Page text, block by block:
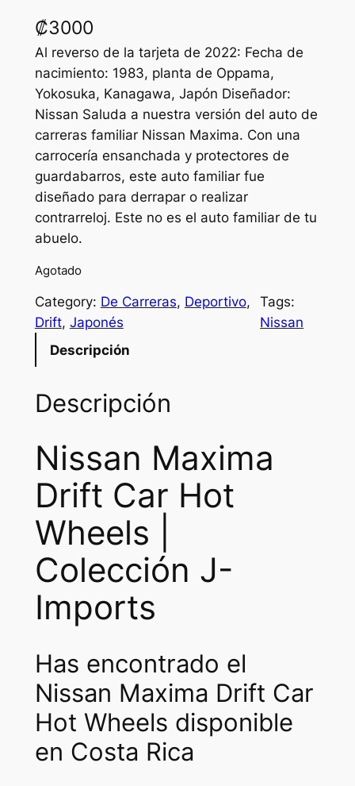
₡3000
Al reverso de la tarjeta de 2022: Fecha de
nacimiento: 1983, planta de Oppama,
Yokosuka, Kanagawa, Japón Diseñador:
Nissan Saluda a nuestra versión del auto de
carreras familiar Nissan Maxima. Con una
carrocería ensanchada y protectores de
guardabarros, este auto familiar fue
diseñado para derrapar o realizar
contrarreloj. Este no es el auto familiar de tu
abuelo.
Agotado
Category: De Carreras, Deportivo
Drift, Japonés
Tags:
Nissan
Descripción
Descripción
Nissan Maxima
Drift Car Hot
Wheels |
Colección J-
Imports
Has encontrado el
Nissan Maxima Drift Car
Hot Wheels disponible
en Costa Rica